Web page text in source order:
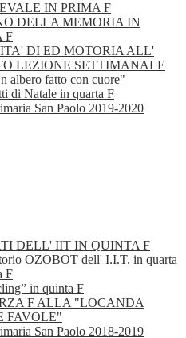
IN PRIMA F
DELLA MEMORIA IN
F
DI ED MOTORIA ALL'
LEZIONE SETTIMANALE
albero fatto con cuore"
di Natale in quarta F
San Paolo 2019-2020
DELL' IIT IN QUINTA F
OZOBOT dell' I.I.T. in quarta
F
in quinta F
F ALLA "LOCANDA
FAVOLE"
San Paolo 2018-2019